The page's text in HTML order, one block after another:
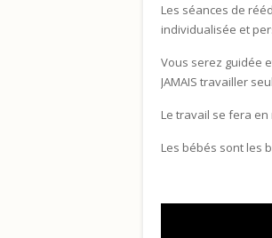
Les séances de
individualisée et
Vous serez guidée
JAMAIS travailler
Le travail se fera
Les bébés sont les